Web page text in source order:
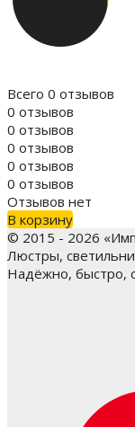
Всего 0 отзывов
0 отзывов
0 отзывов
0 отзывов
0 отзывов
0 отзывов
Отзывов нет
В корзину
© 2015 - 2026
Люстры,
Надёжно, быстро,